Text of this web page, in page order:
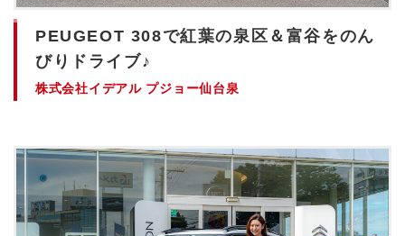
PEUGEOT 308で紅葉の泉区＆富谷をのん
びりドライブ♪
株式会社イデアル プジョー仙台泉